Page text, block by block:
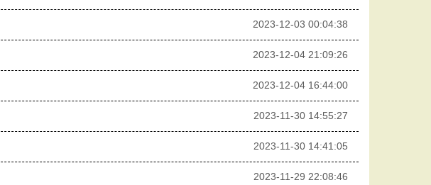
2023-12-03 00:04:38
2023-12-04 21:09:26
2023-12-04 16:44:00
2023-11-30 14:55:27
2023-11-30 14:41:05
2023-11-29 22:08:46